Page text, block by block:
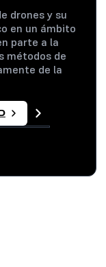
drones y su
en un ámbito
parte a la
métodos de
de la